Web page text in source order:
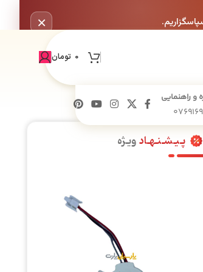
×
0 تومان
و راهنمایی
پـیـشـنـهـادویـژه